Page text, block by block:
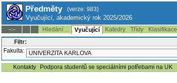
Předměty (verze: 983)
Vyučující, akademický rok 2025/2026
--:-- Hledání ... Vyučující Katedry Třídy Klasifikace
Filtr:
Fakulta:
Kontakty
Podpora studentů se speciálními potřebami na UK